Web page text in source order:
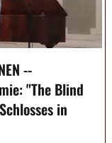
--
"The Blind
in